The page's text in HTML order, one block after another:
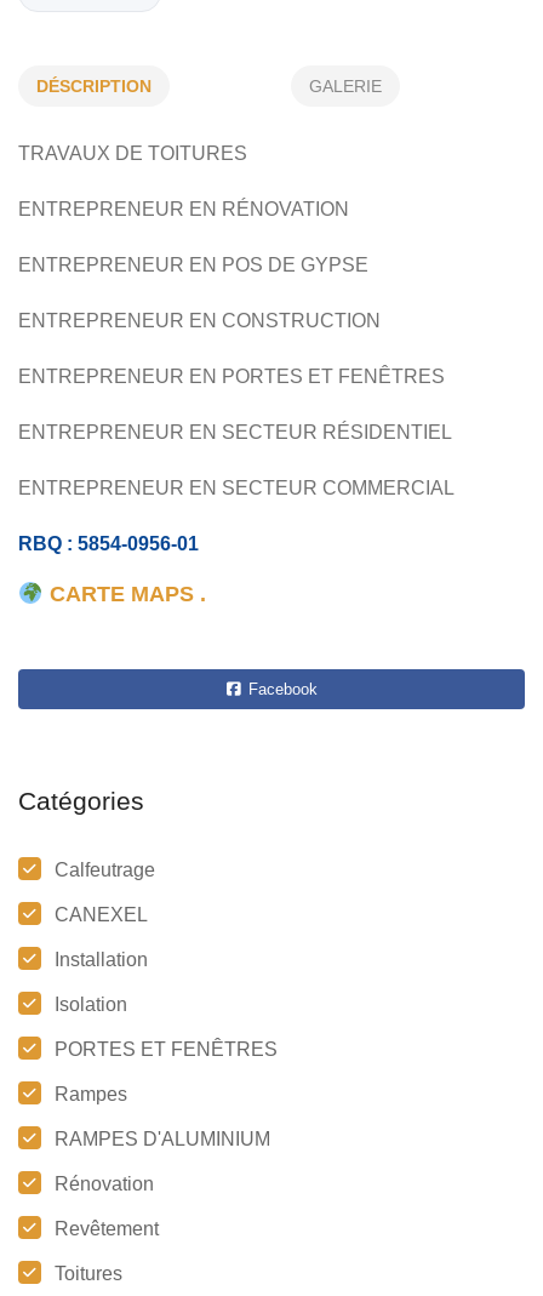
Spécialités
AGRANDISSEMENT RÉNOVATION
COMMERCIAL
DÉSCRIPTION GALERIE
TRAVAUX DE TOITURES
ENTREPRENEUR EN RÉNOVATION
ENTREPRENEUR EN POS DE GYPSE
ENTREPRENEUR EN CONSTRUCTION
ENTREPRENEUR EN PORTES ET FENÊTRES
ENTREPRENEUR EN SECTEUR RÉSIDENTIEL
ENTREPRENEUR EN SECTEUR COMMERCIAL
RBQ : 5854-0956-01
CARTE MAPS .
Facebook
Catégories
Calfeutrage
CANEXEL
Installation
Isolation
PORTES ET FENÊTRES
Rampes
RAMPES D'ALUMINIUM
Rénovation
Revêtement
Toitures